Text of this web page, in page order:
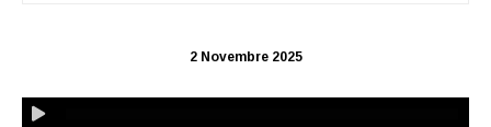
2 Novembre 2025